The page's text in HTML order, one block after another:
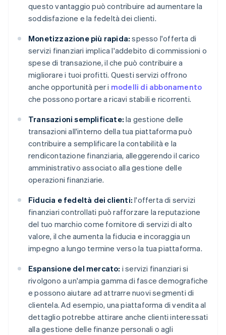
questo vantaggio può contribuire ad aumentare la
soddisfazione e la fedeltà dei clienti.
Monetizzazione più rapida: spesso l'offerta di
servizi finanziari implica l'addebito di commissioni o
spese di transazione, il che può contribuire a
migliorare i tuoi profitti. Questi servizi offrono
anche opportunità per i modelli di abbonamento
che possono portare a ricavi stabili e ricorrenti.
Transazioni semplificate: la gestione delle
transazioni all'interno della tua piattaforma può
contribuire a semplificare la contabilità e la
rendicontazione finanziaria, alleggerendo il carico
amministrativo associato alla gestione delle
operazioni finanziarie.
Fiducia e fedeltà dei clienti: l'offerta di servizi
finanziari controllati può rafforzare la reputazione
del tuo marchio come fornitore di servizi di alto
valore, il che aumenta la fiducia e incoraggia un
impegno a lungo termine verso la tua piattaforma.
Espansione del mercato: i servizi finanziari si
rivolgono a un'ampia gamma di fasce demografiche
e possono aiutare ad attrarre nuovi segmenti di
clientela. Ad esempio, una piattaforma di vendita al
dettaglio potrebbe attirare anche clienti interessati
alla gestione delle finanze personali o agli